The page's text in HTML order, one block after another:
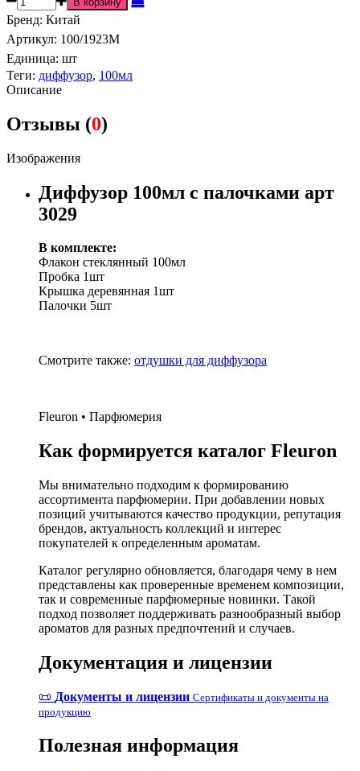
Бренд: Китай
Артикул: 100/1923M
Единица: шт
Теги: диффузор, 100мл
Описание
Отзывы (0)
Изображения
Диффузор 100мл с палочками арт
3029
В комплекте:
Флакон стеклянный 100мл
Пробка 1шт
Крышка деревянная 1шт
Палочки 5шт
Смотрите также: отдушки для диффузора
Fleuron • Парфюмерия
Как формируется каталог Fleuron
Мы внимательно подходим к формированию
ассортимента парфюмерии. При добавлении новых
позиций учитываются качество продукции, репутация
брендов, актуальность коллекций и интерес
покупателей к определенным ароматам.
Каталог регулярно обновляется, благодаря чему в нем
представлены как проверенные временем композиции,
так и современные парфюмерные новинки. Такой
подход позволяет поддерживать разнообразный выбор
ароматов для разных предпочтений и случаев.
Документация и лицензии
📜 Документы и лицензии Сертификаты и документы на
продукцию
Полезная информация